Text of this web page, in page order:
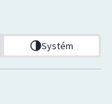
Systém